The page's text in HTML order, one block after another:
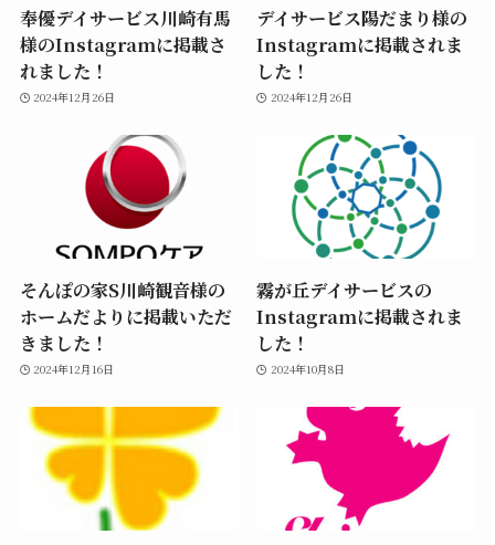
奉優デイサービス川崎有馬
様のInstagramに掲載さ
れました！
2024年12月26日
デイサービス陽だまり様の
Instagramに掲載されま
した！
2024年12月26日
そんぽの家S川崎観音様の
ホームだよりに掲載いただ
きました！
2024年12月16日
霧が丘デイサービスの
Instagramに掲載されま
した！
2024年10月8日